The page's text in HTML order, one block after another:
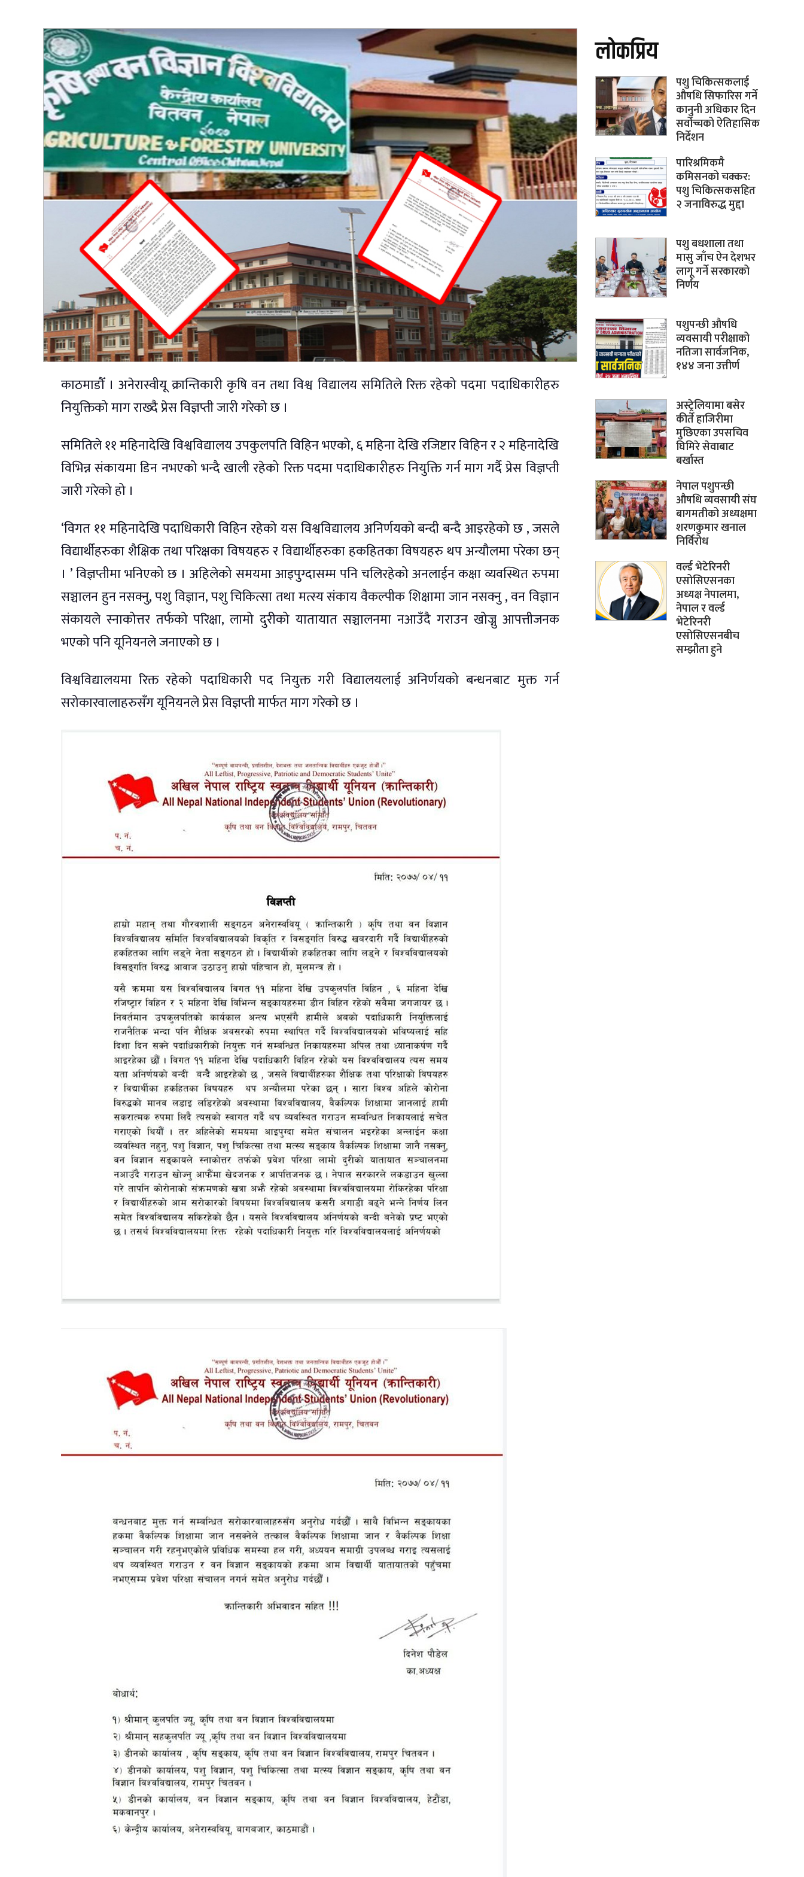
काठमाडौँ । अनेरास्वीयू क्रान्तिकारी कृषि वन तथा विश्व विद्यालय समितिले रिक्त रहेको पदमा पदाधिकारीहरु
नियुक्तिको माग राख्दै प्रेस विज्ञप्ती जारी गरेको छ ।
समितिले ११ महिनादेखि विश्वविद्यालय उपकुलपति विहिन भएको, ६ महिना देखि रजिष्टार विहिन र २ महिनादेखि
विभिन्न संकायमा डिन नभएको भन्दै खाली रहेको रिक्त पदमा पदाधिकारीहरु नियुक्ति गर्न माग गर्दै प्रेस विज्ञप्ती
जारी गरेको हो ।
‘विगत ११ महिनादेखि पदाधिकारी विहिन रहेको यस विश्वविद्यालय अनिर्णयको बन्दी बन्दै आइरहेको छ , जसले
विद्यार्थीहरुका शैक्षिक तथा परिक्षका विषयहरु र विद्यार्थीहरुका हकहितका विषयहरु थप अन्यौलमा परेका छन्
। ’ विज्ञप्तीमा भनिएको छ । अहिलेको समयमा आइपुग्दासम्म पनि चलिरहेको अनलाईन कक्षा व्यवस्थित रुपमा
सञ्चालन हुन नसक्नु, पशु विज्ञान, पशु चिकित्सा तथा मत्स्य संकाय वैकल्पीक शिक्षामा जान नसक्नु , वन विज्ञान
संकायले स्नाकोत्तर तर्फको परिक्षा, लामो दुरीको यातायात सञ्चालनमा नआउँदै गराउन खोज्नु आपत्तीजनक
भएको पनि यूनियनले जनाएको छ ।
विश्वविद्यालयमा रिक्त रहेको पदाधिकारी पद नियुक्त गरी विद्यालयलाई अनिर्णयको बन्धनबाट मुक्त गर्न
सरोकारवालाहरुसँग यूनियनले प्रेस विज्ञप्ती मार्फत माग गरेको छ ।
लोकप्रिय
पशु चिकित्सकलाई
औषधि सिफारिस गर्ने
कानुनी अधिकार दिन
सर्वोच्चको ऐतिहासिक
निर्देशन
पारिश्रमिकमै
कमिसनको चक्कर:
पशु चिकित्सकसहित
२ जनाविरुद्ध मुद्दा
पशु बधशाला तथा
मासु जाँच ऐन देशभर
लागू गर्ने सरकारको
निर्णय
पशुपन्छी औषधि
व्यवसायी परीक्षाको
नतिजा सार्वजनिक,
१४४ जना उत्तीर्ण
अस्ट्रेलियामा बसेर
कीर्ते हाजिरीमा
मुछिएका उपसचिव
घिमिरे सेवाबाट
बर्खास्त
नेपाल पशुपन्छी
औषधि व्यवसायी संघ
बागमतीको अध्यक्षमा
शरणकुमार खनाल
निर्विरोध
वर्ल्ड भेटेरिनरी
एसोसिएसनका
अध्यक्ष नेपालमा,
नेपाल र वर्ल्ड
भेटेरिनरी
एसोसिएसनबीच
सम्झौता हुने